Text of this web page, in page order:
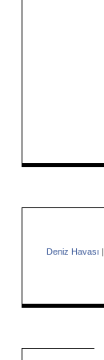
Deniz Havası |